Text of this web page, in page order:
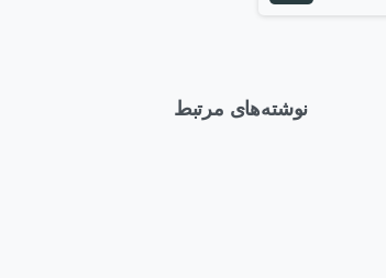
نوشته‌های مرتبط